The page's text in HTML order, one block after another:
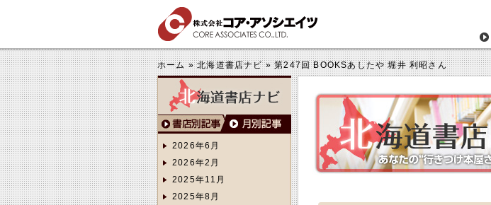
ホーム»北海道書店ナビ»第247回 BOOKSあしたや 堀井 利昭さん
2026年6月
2026年2月
2025年11月
2025年8月